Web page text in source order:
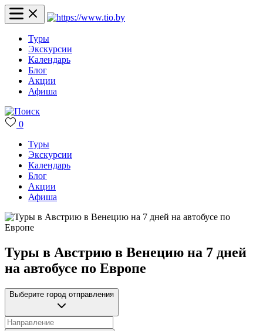
Туры
Экскурсии
Календарь
Блог
Акции
Афиша
0
Туры
Экскурсии
Календарь
Блог
Акции
Афиша
Туры в Австрию в Венецию на 7 дней
на автобусе по Европе
Выберите город отправления